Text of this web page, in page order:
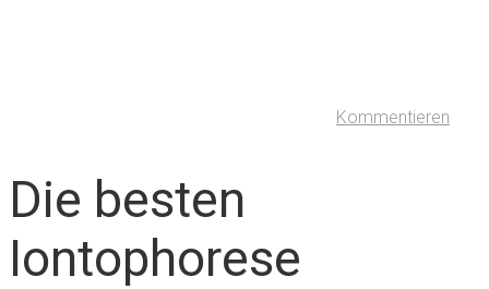
Kommentieren
Die besten
Iontophorese